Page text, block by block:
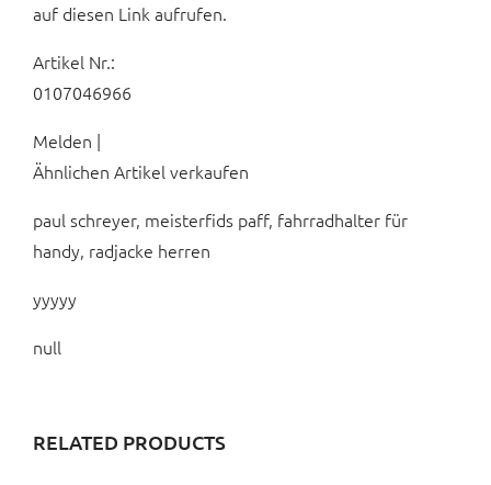
auf diesen Link aufrufen.
Artikel Nr.:
0107046966
Melden |
Ähnlichen Artikel verkaufen
paul schreyer, meisterfids paff, fahrradhalter für
handy, radjacke herren
yyyyy
null
RELATED PRODUCTS